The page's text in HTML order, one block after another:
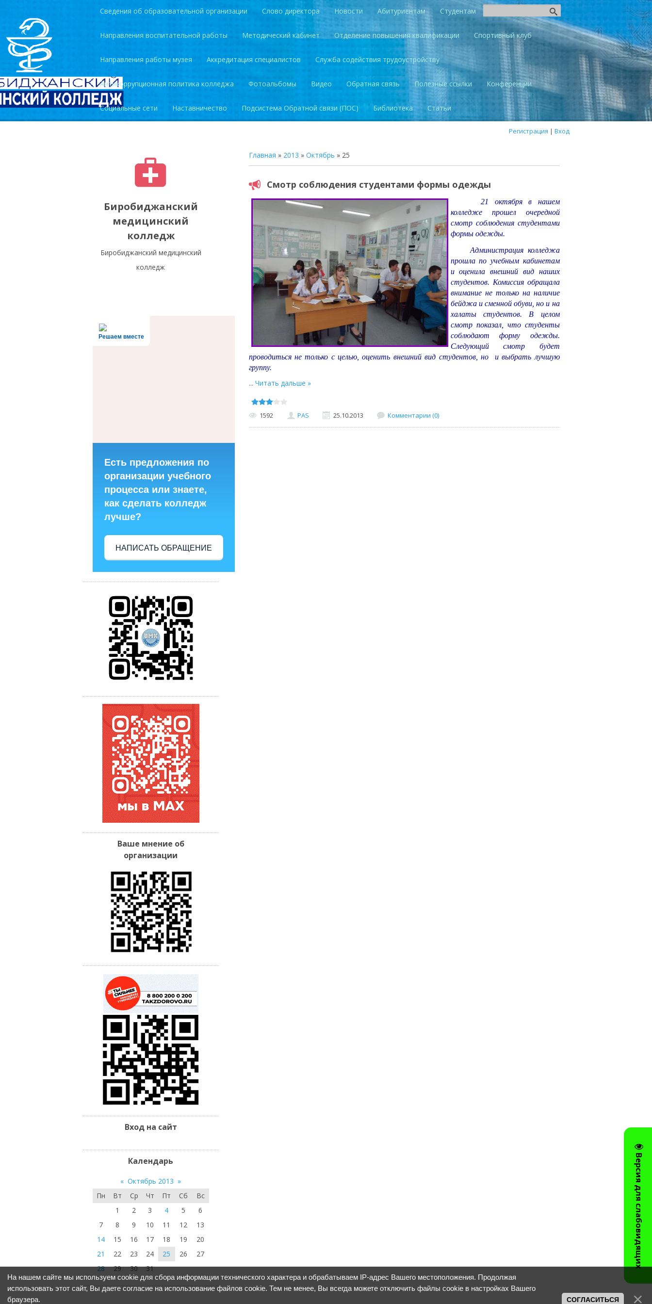
Версия для слабовидящих
Сведения об образовательной организации Слово директора Новости Абитуриентам Студентам
Направления воспитательной работы Методический кабинет Отделение повышения квалификации Спортивный клуб
Направления работы музея Аккредитация специалистов Служба содействия трудоустройству
Антикоррупционная политика колледжа Фотоальбомы Видео Обратная связь Полезные ссылки Конференции
Социальные сети Наставничество Подсистема Обратной связи (ПОС) Библиотека Статьи
Регистрация | Вход
Биробиджанский
медицинский
колледж
Биробиджанский медицинский
колледж
Главная » 2013 » Октябрь » 25
Смотр соблюдения студентами формы одежды
21 октября в нашем
колледже прошел очередной
смотр соблюдения студентами
формы одежды.
Администрация колледжа
прошла по учебным кабинетам
и оценила внешний вид наших
студентов. Комиссия обращала
внимание не только на наличие
бейджа и сменной обуви, но и на
халаты студентов. В целом
смотр показал, что студенты
соблюдают форму одежды.
Следующий смотр будет
проводиться не только с целью, оценить внешний вид студентов, но
и выбрать лучшую
группу.
... Читать дальше »
1592 PAS 25.10.2013 Комментарии (0)
Решаем вместе
Есть предложения по
организации учебного
процесса или знаете,
как сделать колледж
лучше?
НАПИСАТЬ ОБРАЩЕНИЕ
Ваше мнение об
организации
Вход на сайт
Календарь
« Октябрь 2013 »
Пн
Вт Ср Чт Пт Сб
Вс
1
2 3 4 5
6
7
8 9 10 11 12
13
14
15 16 17 18 19
20
21
22 23 24 25 26
27
28
29 30 31
На нашем сайте мы используем cookie для сбора информации технического характера и обрабатываем IP-адрес Вашего местоположения. Продолжая
использовать этот сайт, Вы даете согласие на использование файлов cookie. Тем не менее, Вы всегда можете отключить файлы cookie в настройках Вашего
браузера.
СОГЛАСИТЬСЯ